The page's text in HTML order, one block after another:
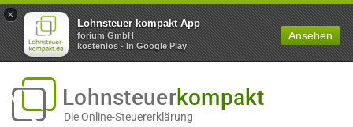
×
Lohnsteuer kompakt App
forium GmbH
kostenlos - In Google Play
Ansehen
Lohnsteuerkompakt
Die Online-Steuererklärung